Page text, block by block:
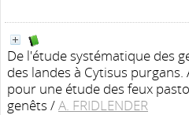
De l'étude systématique des
des landes à Cytisus
pour une étude des feux
genêts /A. FRIDLENDER